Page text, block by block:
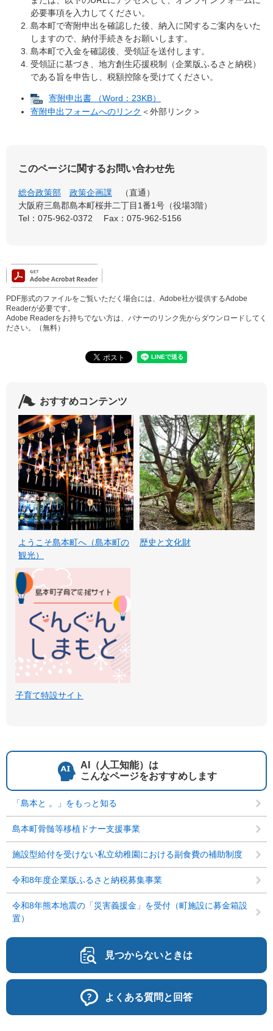
必要事項を入力してください。
島本町で寄附申出を確認した後、納入に関するご案内をいた
しますので、納付手続きをお願いします。
島本町で入金を確認後、受領証を送付します。
受領証に基づき、地方創生応援税制（企業版ふるさと納税）
である旨を申告し、税額控除を受けてください。
寄附申出書 （Word：23KB）
寄附申出フォームへのリンク ＜外部リンク＞
このページに関するお問い合わせ先
総合政策部 政策企画課
直通
大阪府三島郡島本町桜井二丁目1番1号（役場3階）
Tel：075-962-0372
Fax：075-962-5156
PDF形式のファイルをご覧いただく場合には、Adobe社が提供するAdobe
Readerが必要です。
Adobe Readerをお持ちでない方は、バナーのリンク先からダウンロードしてく
ださい。（無料）
おすすめコンテンツ
ようこそ島本町へ（島本町の
観光）
歴史と文化財
子育て特設サイト
AI（人工知能）は
こんなページをおすすめします
「島本と 。」をもっと知る
島本町骨髄等移植ドナー支援事業
施設型給付を受けない私立幼稚園における副食費の補助制度
令和8年度企業版ふるさと納税募集事業
令和8年熊本地震の「災害義援金」を受付（町施設に募金箱設
置）
見つからないときは
よくある質問と回答